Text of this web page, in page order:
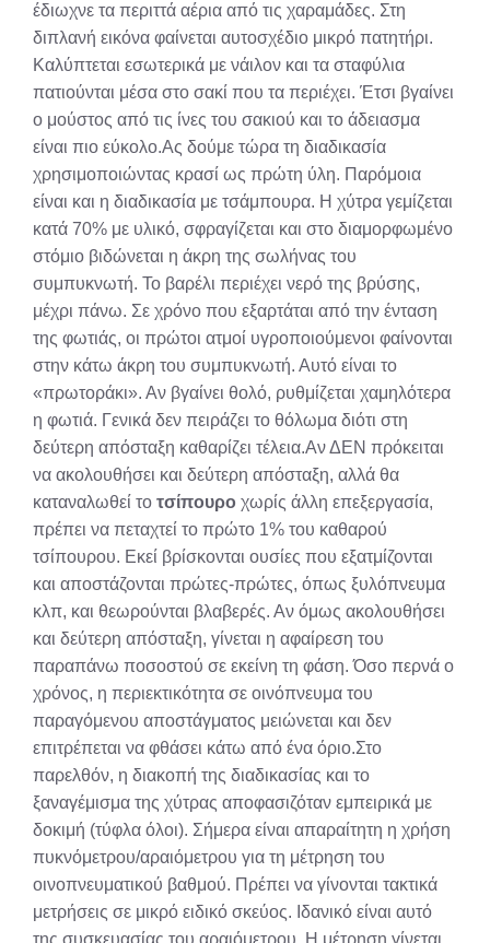
έδιωχνε τα περιττά αέρια από τις χαραμάδες. Στη
διπλανή εικόνα φαίνεται αυτοσχέδιο μικρό πατητήρι.
Καλύπτεται εσωτερικά με νάιλον και τα σταφύλια
πατιούνται μέσα στο σακί που τα περιέχει. Έτσι βγαίνει
ο μούστος από τις ίνες του σακιού και το άδειασμα
είναι πιο εύκολο.Ας δούμε τώρα τη διαδικασία
χρησιμοποιώντας κρασί ως πρώτη ύλη. Παρόμοια
είναι και η διαδικασία με τσάμπουρα. Η χύτρα γεμίζεται
κατά 70% με υλικό, σφραγίζεται και στο διαμορφωμένο
στόμιο βιδώνεται η άκρη της σωλήνας του
συμπυκνωτή. Το βαρέλι περιέχει νερό της βρύσης,
μέχρι πάνω. Σε χρόνο που εξαρτάται από την ένταση
της φωτιάς, οι πρώτοι ατμοί υγροποιούμενοι φαίνονται
στην κάτω άκρη του συμπυκνωτή. Αυτό είναι το
«πρωτοράκι». Αν βγαίνει θολό, ρυθμίζεται χαμηλότερα
η φωτιά. Γενικά δεν πειράζει το θόλωμα διότι στη
δεύτερη απόσταξη καθαρίζει τέλεια.Αν ΔΕΝ πρόκειται
να ακολουθήσει και δεύτερη απόσταξη, αλλά θα
καταναλωθεί το τσίπουρο χωρίς άλλη επεξεργασία,
πρέπει να πεταχτεί το πρώτο 1% του καθαρού
τσίπουρου. Εκεί βρίσκονται ουσίες που εξατμίζονται
και αποστάζονται πρώτες-πρώτες, όπως ξυλόπνευμα
κλπ, και θεωρούνται βλαβερές. Αν όμως ακολουθήσει
και δεύτερη απόσταξη, γίνεται η αφαίρεση του
παραπάνω ποσοστού σε εκείνη τη φάση. Όσο περνά ο
χρόνος, η περιεκτικότητα σε οινόπνευμα του
παραγόμενου αποστάγματος μειώνεται και δεν
επιτρέπεται να φθάσει κάτω από ένα όριο.Στο
παρελθόν, η διακοπή της διαδικασίας και το
ξαναγέμισμα της χύτρας αποφασιζόταν εμπειρικά με
δοκιμή (τύφλα όλοι). Σήμερα είναι απαραίτητη η χρήση
πυκνόμετρου/αραιόμετρου για τη μέτρηση του
οινοπνευματικού βαθμού. Πρέπει να γίνονται τακτικά
μετρήσεις σε μικρό ειδικό σκεύος. Ιδανικό είναι αυτό
της συσκευασίας του αραιόμετρου. Η μέτρηση γίνεται